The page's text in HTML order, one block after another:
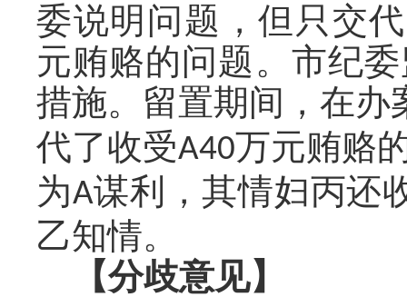
委说明问题，但只交
元贿赂的问题。市纪
措施。留置期间，在办
代了收受A40万元贿赂
为A谋利，其情妇丙还
乙知情。
【分歧意见】